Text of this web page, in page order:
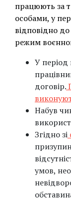
працюють за
особами, у
відповідно до
режим
У
договір.
Набув
Згідно зі
умов,